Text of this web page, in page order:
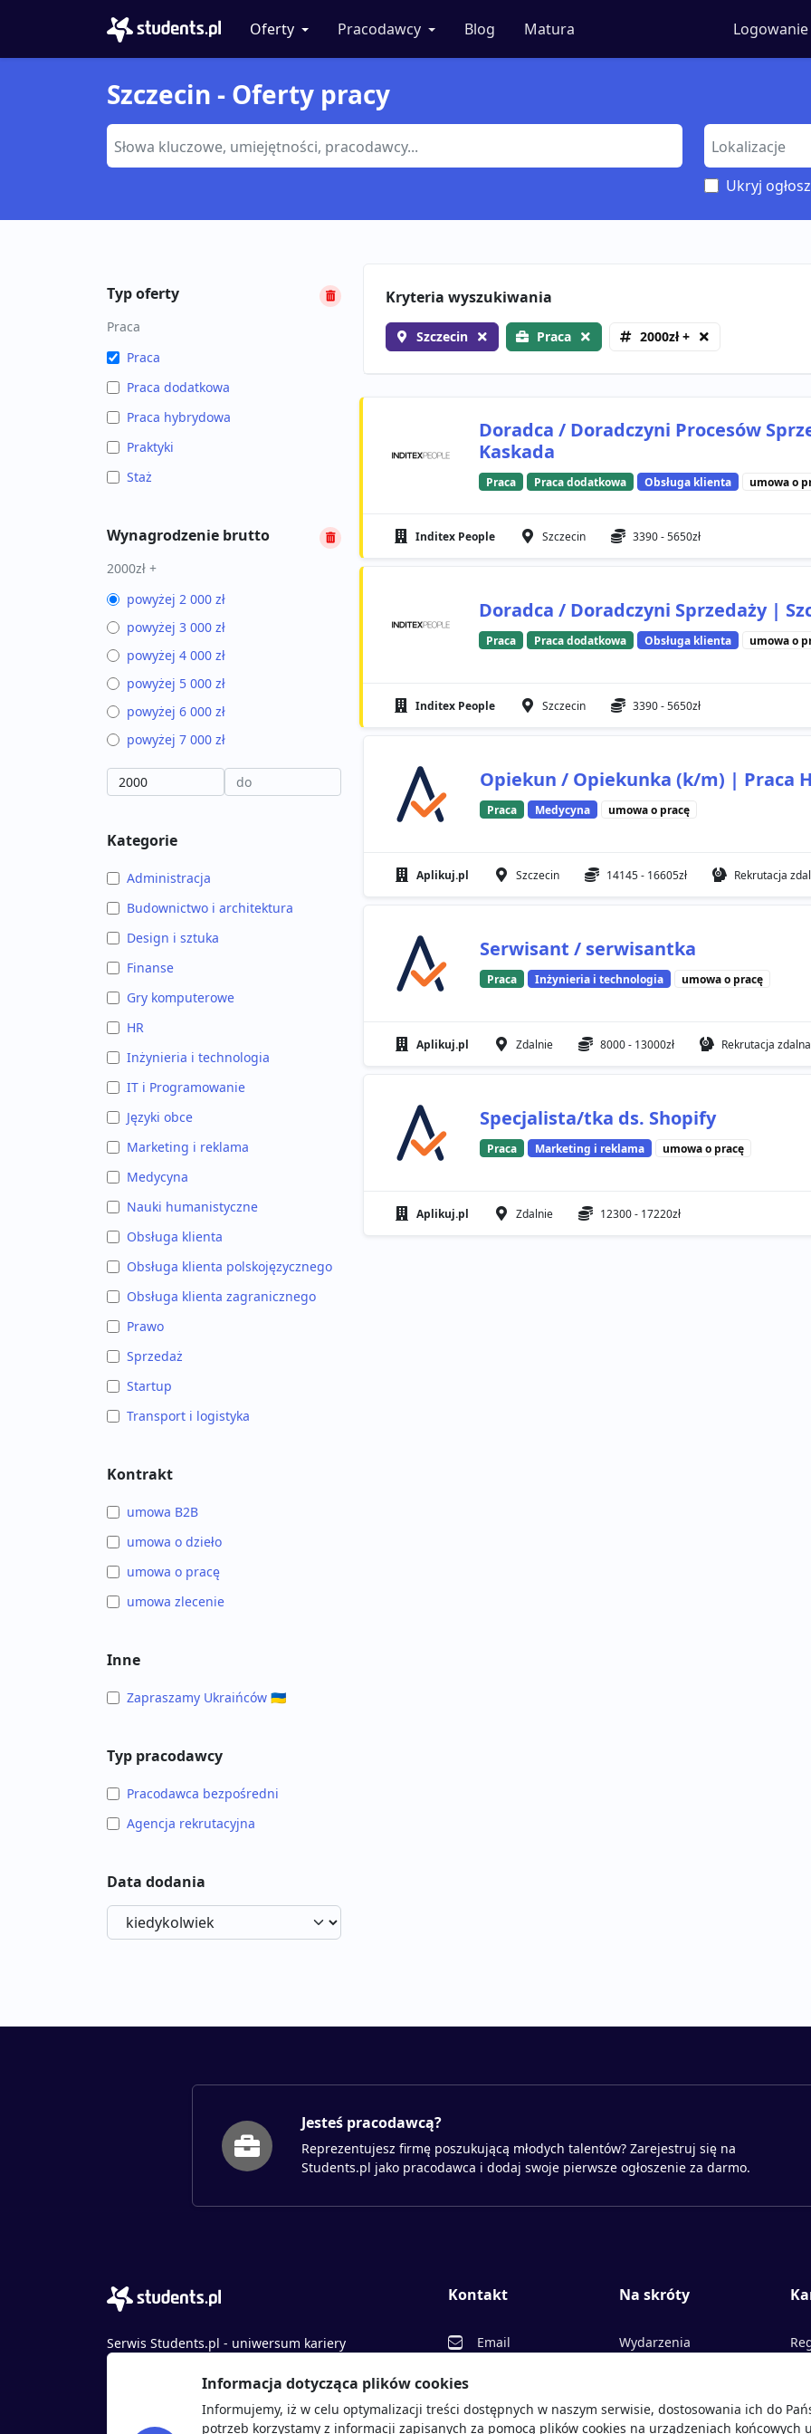
Oferty Pracodawcy Blog Matura Logowanie
Szczecin - Oferty pracy
Ukryj
Typ oferty
Praca
Praca
Praca dodatkowa
Praca hybrydowa
Praktyki
Staż
Wynagrodzenie brutto
2000zł +
powyżej 2 000 zł
powyżej 3 000 zł
powyżej 4 000 zł
powyżej 5 000 zł
powyżej 6 000 zł
powyżej 7 000 zł
Kategorie
Administracja
Budownictwo i architektura
Design i sztuka
Finanse
Gry komputerowe
HR
Inżynieria i technologia
IT i Programowanie
Języki obce
Marketing i reklama
Medycyna
Nauki humanistyczne
Obsługa klienta
Obsługa klienta polskojęzycznego
Obsługa klienta zagranicznego
Prawo
Sprzedaż
Startup
Transport i logistyka
Kontrakt
umowa B2B
umowa o dzieło
umowa o pracę
umowa zlecenie
Inne
Zapraszamy Ukraińców 🇺🇦
Typ pracodawcy
Pracodawca bezpośredni
Agencja rekrutacyjna
Data dodania
Kryteria wyszukiwania
Szczecin Praca 2000zł +
Doradca / Doradczyni Procesów
Kaskada
Praca Praca dodatkowa Obsługa klienta umowa o
Inditex People Szczecin 3390 - 5650zł
Doradca / Doradczyni Sprzedaży |
Praca Praca dodatkowa Obsługa klienta umowa o
Inditex People Szczecin 3390 - 5650zł
Opiekun / Opiekunka (k/m) | Praca
Praca Medycyna umowa o pracę
Aplikuj.pl Szczecin 14145 - 16605zł Rekrutacja
Serwisant / serwisantka
Praca Inżynieria i technologia umowa o pracę
Aplikuj.pl Zdalnie 8000 - 13000zł Rekrutacja zdalna
Specjalista/tka ds. Shopify
Praca Marketing i reklama umowa o pracę
Aplikuj.pl Zdalnie 12300 - 17220zł
Jesteś pracodawcą?
Reprezentujesz firmę poszukującą młodych talentów? Zarejestruj się na
Students.pl jako pracodawca i dodaj swoje pierwsze ogłoszenie za darmo.
Serwis Students.pl - uniwersum kariery
© 2026 - Wszelkie prawa zastrzeżone
ul. Sybiraków 54, 37-700 Przemyśl
Kontakt
Email
Twitter
Na skróty
Wydarzenia
Rekrutujemy sprawdź
Informacja dotycząca plików cookies
Informujemy, iż w celu optymalizacji treści dostępnych w naszym serwisie, dostosowania ich do
potrzeb korzystamy z informacji zapisanych za pomocą plików cookies na urządzeniach końcowych